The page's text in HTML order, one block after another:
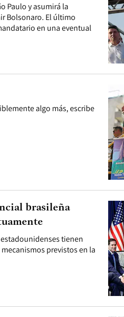
Paulo y asumirá la
Bolsonaro. El último
en una eventual
algo más, escribe
tienen
previstos en la
brasileña